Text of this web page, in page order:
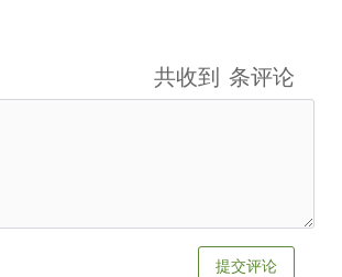
共收到 条评论
提交评论